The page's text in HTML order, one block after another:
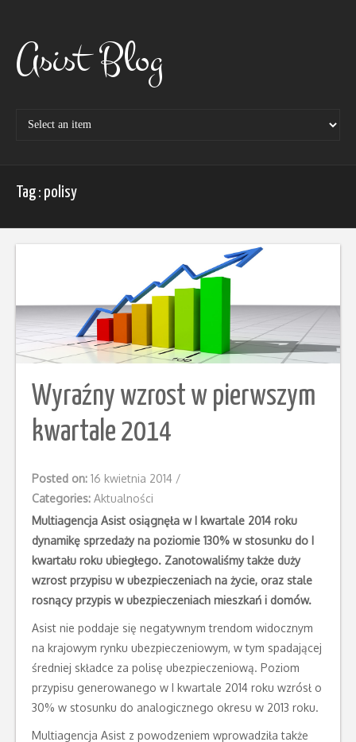
contentAsist Blog
Tag : polisy
Wyraźny wzrost w pierwszym
kwartale 2014
Posted on: 16 kwietnia 2014 /
Categories: Aktualności
Multiagencja Asist osiągnęła w I kwartale 2014 roku
dynamikę sprzedaży na poziomie 130% w stosunku do I
kwartału roku ubiegłego. Zanotowaliśmy także duży
wzrost przypisu w ubezpieczeniach na życie, oraz stale
rosnący przypis w ubezpieczeniach mieszkań i domów.
Asist nie poddaje się negatywnym trendom widocznym
na krajowym rynku ubezpieczeniowym, w tym spadającej
średniej składce za polisę ubezpieczeniową. Poziom
przypisu generowanego w I kwartale 2014 roku wzrósł o
30% w stosunku do analogicznego okresu w 2013 roku.
Multiagencja Asist z powodzeniem wprowadziła także